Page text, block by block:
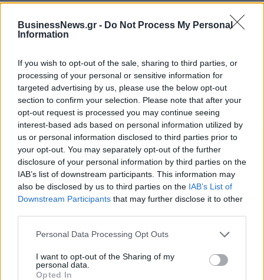
BusinessNews.gr - Do Not Process My Personal
Information
If you wish to opt-out of the sale, sharing to third parties, or
processing of your personal or sensitive information for
targeted advertising by us, please use the below opt-out
section to confirm your selection. Please note that after your
opt-out request is processed you may continue seeing
interest-based ads based on personal information utilized by
us or personal information disclosed to third parties prior to
your opt-out. You may separately opt-out of the further
disclosure of your personal information by third parties on the
IAB’s list of downstream participants. This information may
also be disclosed by us to third parties on the IAB’s List of
Downstream Participants that may further disclose it to other
Personal Data Processing Opt Outs
I want to opt-out of the Sharing of my
personal data.
Opted In
Fourlis: Συμφωνία για την πώληση συμμετοχής στο Sofia South Ring
Χρηματιστήριο Αθηνών:
Εβδομαδιαία άνοδος 1,76%,
κέρδη 23,31% από τις αρχές
του έτους
ΣΚΑΪ: Ολοκληρώθηκε η θητεία
του Γρηγόρη Δημητριάδη - Ο
Γιάννης Αλαφούζος επιστρέφει
στη θέση του CEO
Media: Με ενίσχυση 8 εκατ. ευρώ σε 451 επιχειρήσεις ξεκίνησε το
πρόγραμμα στήριξης- Κάλυψη εισφορών ΕΔΟΕΑΠ
Σε κινεζική… πολιορκία η
αυτοκινητοβιομηχανία